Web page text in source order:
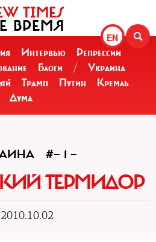
EN
TIMES
ВРЕМЯ
Интервью
Репрессии
Блоги /
Украина
Трамп Путин
Кремль
Дума
#— 1 —
ТЕРМИДОР
2010.10.02